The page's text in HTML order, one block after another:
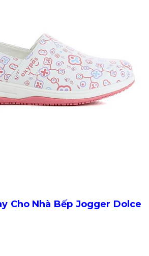
Cho Nhà Bếp Jogger Dolce